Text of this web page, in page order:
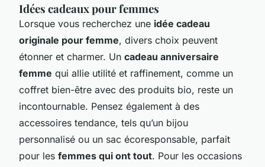
Idées cadeaux pour femmes
Lorsque vous recherchez une idée cadeau
originale pour femme, divers choix peuvent
étonner et charmer. Un cadeau anniversaire
femme qui allie utilité et raffinement, comme un
coffret bien-être avec des produits bio, reste un
incontournable. Pensez également à des
accessoires tendance, tels qu’un bijou
personnalisé ou un sac écoresponsable, parfait
pour les femmes qui ont tout. Pour les occasions